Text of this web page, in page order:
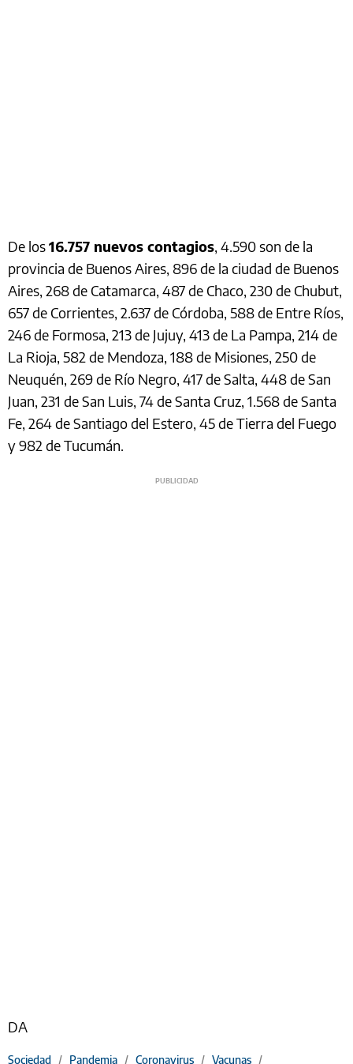
De los16.757 nuevos contagios, 4.590 son de la
provincia de Buenos Aires, 896 de la ciudad de Buenos
Aires, 268 de Catamarca, 487 de Chaco, 230 de Chubut,
657 de Corrientes, 2.637 de Córdoba, 588 de Entre Ríos,
246 de Formosa, 213 de Jujuy, 413 de La Pampa, 214 de
La Rioja, 582 de Mendoza, 188 de Misiones, 250 de
Neuquén, 269 de Río Negro, 417 de Salta, 448 de San
Juan, 231 de San Luis, 74 de Santa Cruz, 1.568 de Santa
Fe, 264 de Santiago del Estero, 45 de Tierra del Fuego
y 982 de Tucumán.
DA
Sociedad / Pandemia / Coronavirus / Vacunas /